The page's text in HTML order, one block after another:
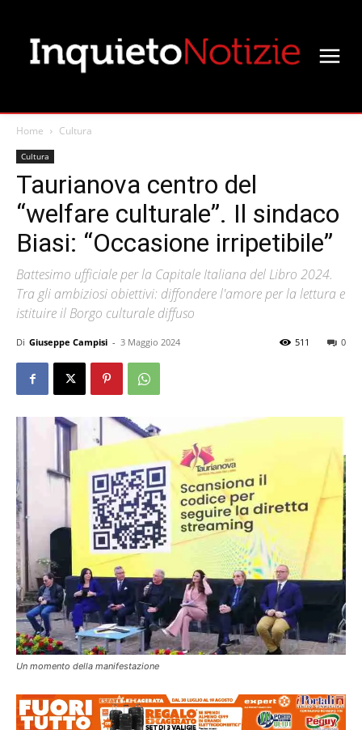
Home Cultura
Cultura
Taurianova centro del
“welfare culturale”. Il sindaco
Biasi: “Occasione irripetibile”
Battesimo ufficiale per la Capitale Italiana del Libro 2024.
Tra gli ambiziosi obiettivi: diffondere l'amore per la lettura e
istituire il Borgo culturale diffuso
Di Giuseppe Campisi - 3 Maggio 2024 0
511
Un momento della manifestazione